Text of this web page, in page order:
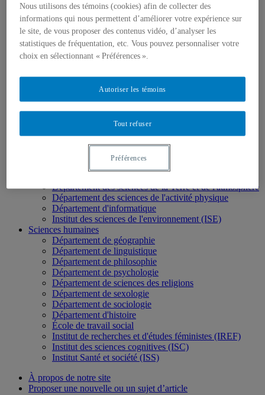
Département de stratégie, responsabilité sociale et
environnementale
Département des sciences comptables
Département des sciences économiques
Département d’analytique, opérations et technologies
de l’information
Département d'organisation et ressources humaines
École supérieure de mode
Politique et droit
Département de science politique
Département des sciences juridiques
Institut d'études internationales de Montréal
Département de chimie
Département des sciences de la Terre et de l'atmosphère
Département des sciences de l'activité physique
Département d'informatique
Institut des sciences de l'environnement (ISE)
Sciences humaines
Département de géographie
Département de linguistique
Département de philosophie
Département de psychologie
Département de sciences des religions
Département de sexologie
Département de sociologie
Département d'histoire
École de travail social
Institut de recherches et d'études féministes (IREF)
Institut des sciences cognitives (ISC)
Institut Santé et société (ISS)
À propos de notre site
Proposer une nouvelle ou un sujet d’article
Nous utilisons des témoins (cookies) afin de collecter des
informations qui nous permettent d’améliorer votre expérience sur
le site, de vous proposer des contenus vidéo, d’analyser les
statistiques de fréquentation, etc. Vous pouvez personnaliser votre
choix en sélectionnant « Préférences ».
Tout refuser
Autoriser les témoins
Préférences